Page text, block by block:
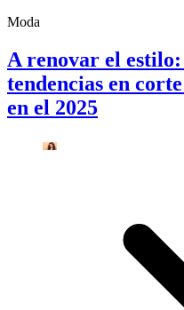
Moda
A renovar el estilo:
tendencias en
en el 2025